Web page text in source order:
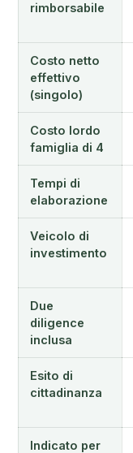
rimborsabile
Costo netto
effettivo
(singolo)
Costo lordo
famiglia di 4
Tempi di
elaborazione
Veicolo di
investimento
Due
diligence
inclusa
Esito di
cittadinanza
Indicato per